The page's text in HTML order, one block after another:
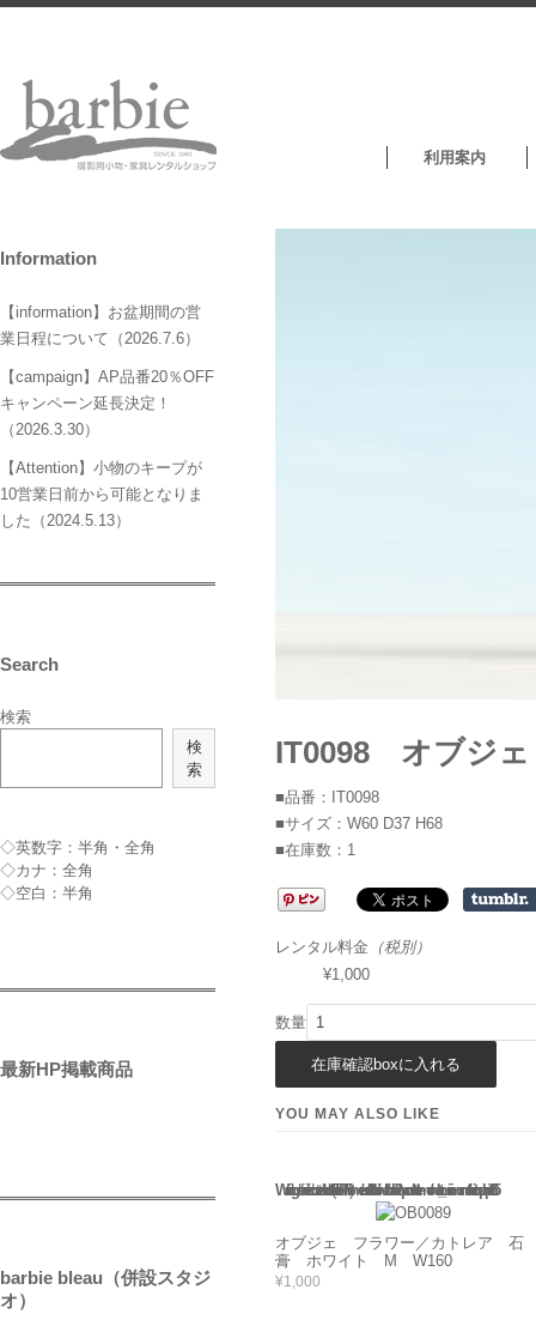
利用案内
IT0098 オブジ
■品番：IT0098
■サイズ：W60 D37 H68
■在庫数：1
レンタル料金 （税別）
¥1,000
数量
YOU MAY ALSO LIKE
Warning: Use of undefined constant rand - assumed 'rand' (this will throw an Error in a future version of PHP) in/home/users/2/barbie/web/barbie2/wp-content/themes/welcart_minimum/functions.php135
オブジェ フラワー／カトレア 石
膏 ホワイト M W160
¥1,000
Information
【information】お盆期間の営
業日程について（2026.7.6）
【campaign】AP品番20％OFF
キャンペーン延長決定！
（2026.3.30）
【Attention】小物のキープが
10営業日前から可能となりま
した（2024.5.13）
Search
検索
検
索
◇英数字：半角・全角
◇カナ：全角
◇空白：半角
最新HP掲載商品
barbie bleau（併設スタジ
オ）